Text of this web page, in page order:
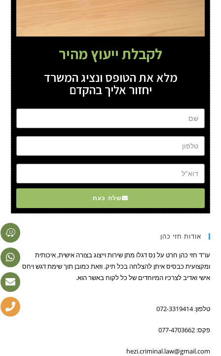
לקבלת ייעוץ מהיר
מלא את הטופס ונציג המשרד
יחזור אליך בהקדם
שלח כעת
אודות חזי כהן
עו"ד חזי כהן חרט על נס דגלו מתן שירות וייצוג בצורה אישית, איכותית
ומקצועית כבסיס איתן להצלחה בכל תיק. וזאת כמובן תוך שימת דגש ויחס
אישי ואדיב לצרכיו המיוחדים של כל לקוח באשר הוא.
טלפון: 072-3319414
פקס: 077-4703662
hezi.criminal.law@gmail.com